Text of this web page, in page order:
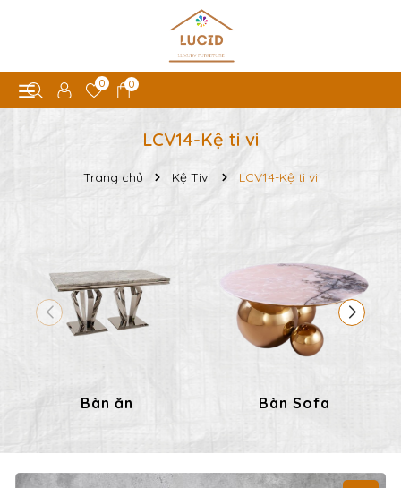
0 0
LCV14-Kệ ti vi
Trang chủ Kệ Tivi LCV14-Kệ ti vi
Bàn ăn Bàn Sofa